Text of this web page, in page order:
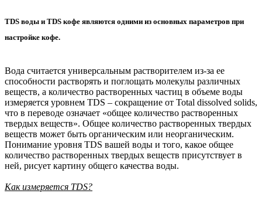
TDS воды и TDS кофе являются одними из основных параметров при
настройке кофе.
Вода считается универсальным растворителем из-за ее
способности растворять и поглощать молекулы различных
веществ, а количество растворенных частиц в объеме воды
измеряется уровнем TDS – сокращение от Total dissolved solids,
что в переводе означает «общее количество растворенных
твердых веществ». Общее количество растворенных твердых
веществ может быть органическим или неорганическим.
Понимание уровня TDS вашей воды и того, какое общее
количество растворенных твердых веществ присутствует в
ней, рисует картину общего качества воды.
Как измеряется TDS?